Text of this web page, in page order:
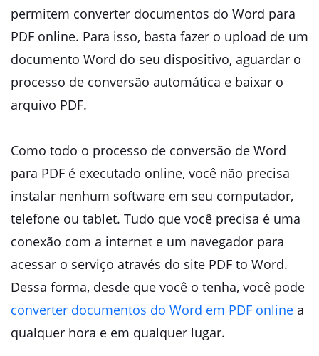
permitem converter documentos do Word para
PDF online. Para isso, basta fazer o upload de um
documento Word do seu dispositivo, aguardar o
processo de conversão automática e baixar o
arquivo PDF.
Como todo o processo de conversão de Word
para PDF é executado online, você não precisa
instalar nenhum software em seu computador,
telefone ou tablet. Tudo que você precisa é uma
conexão com a internet e um navegador para
acessar o serviço através do site PDF to Word.
Dessa forma, desde que você o tenha, você pode
converter documentos do Word em PDF online a
qualquer hora e em qualquer lugar.